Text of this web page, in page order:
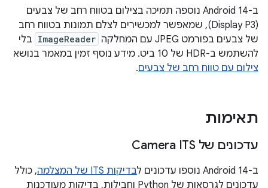
ב-Android 14 נוספה תמיכה בצילום בטווח רחב של צבעים
(Display P3), שמאפשר למכשירים לצלם תמונות בטווח רחב
של צבעים בפורמט JPEG עם המחלקה
ImageReader
בלי
להשתמש ב-HDR של 10 ביט. מידע נוסף זמין במאמר בנושא
צילום עם טווח רחב של צבעים.
תאימות
עדכונים של Camera ITS
ב-Android 14 נוספו עדכונים ל בדיקות ITS של המצלמה
, כולל
עדכונים לגרסאות של Python וחבילות, בדיקות מעודכנות